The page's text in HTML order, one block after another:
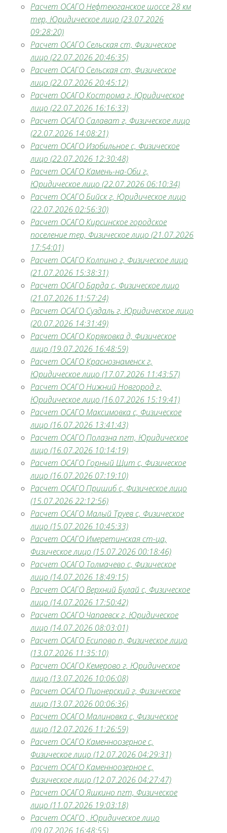
Расчет ОСАГО Нефтеюганское шоссе 28 км
тер, Юридическое лицо (23.07.2026
09:28:20)
Расчет ОСАГО Сельская ст, Физическое
лицо (22.07.2026 20:46:35)
Расчет ОСАГО Сельская ст, Физическое
лицо (22.07.2026 20:45:12)
Расчет ОСАГО Кострома г, Юридическое
лицо (22.07.2026 16:16:33)
Расчет ОСАГО Салават г, Физическое лицо
(22.07.2026 14:08:21)
Расчет ОСАГО Изобильное с, Физическое
лицо (22.07.2026 12:30:48)
Расчет ОСАГО Камень-на-Оби г,
Юридическое лицо (22.07.2026 06:10:34)
Расчет ОСАГО Бийск г, Юридическое лицо
(22.07.2026 02:56:30)
Расчет ОСАГО Кирсинское городское
поселение тер, Физическое лицо (21.07.2026
17:54:01)
Расчет ОСАГО Колпино г, Физическое лицо
(21.07.2026 15:38:31)
Расчет ОСАГО Барда с, Физическое лицо
(21.07.2026 11:57:24)
Расчет ОСАГО Суздаль г, Юридическое лицо
(20.07.2026 14:31:49)
Расчет ОСАГО Коряковка д, Физическое
лицо (19.07.2026 16:48:59)
Расчет ОСАГО Краснознаменск г,
Юридическое лицо (17.07.2026 11:43:57)
Расчет ОСАГО Нижний Новгород г,
Юридическое лицо (16.07.2026 15:19:41)
Расчет ОСАГО Максимовка с, Физическое
лицо (16.07.2026 13:41:43)
Расчет ОСАГО Полазна пгт, Юридическое
лицо (16.07.2026 10:14:19)
Расчет ОСАГО Горный Щит с, Физическое
лицо (16.07.2026 07:19:10)
Расчет ОСАГО Пришиб с, Физическое лицо
(15.07.2026 22:12:56)
Расчет ОСАГО Малый Труев с, Физическое
лицо (15.07.2026 10:45:33)
Расчет ОСАГО Имеретинская ст-ца,
Физическое лицо (15.07.2026 00:18:46)
Расчет ОСАГО Толмачево с, Физическое
лицо (14.07.2026 18:49:15)
Расчет ОСАГО Верхний Булай с, Физическое
лицо (14.07.2026 17:50:42)
Расчет ОСАГО Чапаевск г, Юридическое
лицо (14.07.2026 08:03:01)
Расчет ОСАГО Есипово п, Физическое лицо
(13.07.2026 11:35:10)
Расчет ОСАГО Кемерово г, Юридическое
лицо (13.07.2026 10:06:08)
Расчет ОСАГО Пионерский г, Физическое
лицо (13.07.2026 00:06:36)
Расчет ОСАГО Малиновка с, Физическое
лицо (12.07.2026 11:26:59)
Расчет ОСАГО Каменноозерное с,
Физическое лицо (12.07.2026 04:29:31)
Расчет ОСАГО Каменноозерное с,
Физическое лицо (12.07.2026 04:27:47)
Расчет ОСАГО Яшкино пгт, Физическое
лицо (11.07.2026 19:03:18)
Расчет ОСАГО , Юридическое лицо
(09.07.2026 16:48:55)